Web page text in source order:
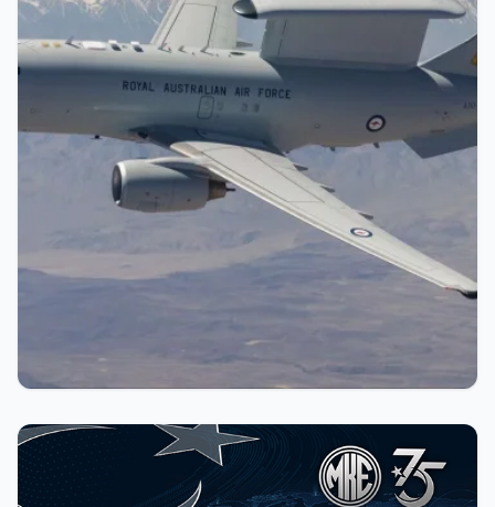
Şifre
Beni Hatırla Şifremi Unuttum
Giriş Yap